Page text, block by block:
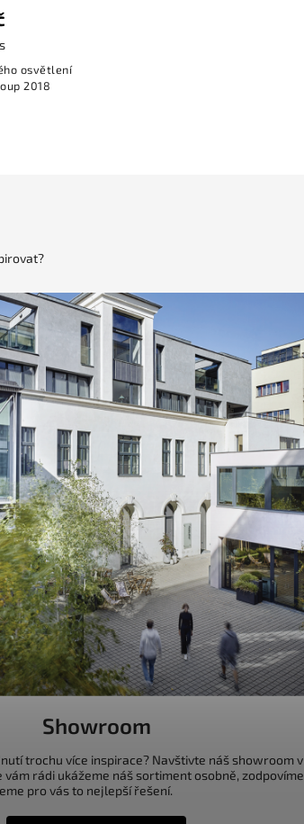
osvětlení
2018
Showroom
trochu více inspirace? Navštivte náš showroom v
vám rádi ukážeme náš sortiment osobně, zodpovíme
pro vás to nejlepší řešení.